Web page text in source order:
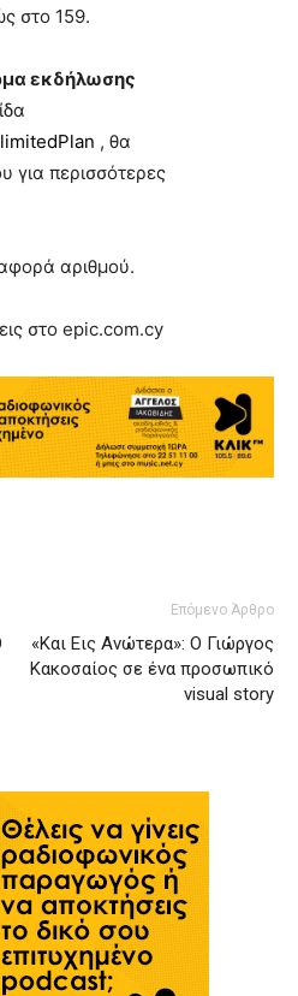
στο 159.
εκδήλωσης
, θα
για περισσότερες
αριθμού.
στο epic.com.cy
Επόμενο Άρθρο
«Και Εις Ανώτερα»: Ο Γιώργος
Κακοσαίος σε ένα προσωπικό
visual story